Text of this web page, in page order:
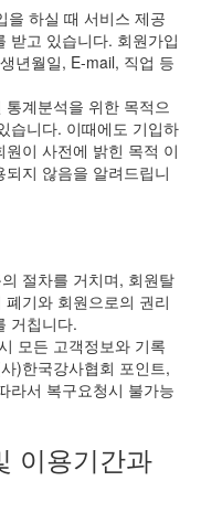
을 하실 때 서비스 제공
받고 있습니다. 회원가입
년월일, E-mail, 직업 등
계분석을 위한 목적으
습니다. 이때에도 기입하
이 사전에 밝힌 목적 이
지 않음을 알려드립니
절차를 거치며, 회원탈
기와 회원으로의 권리
거칩니다.
모든 고객정보와 기록
)한국강사협회 포인트,
라서 복구요청시 불가능
이용기간과